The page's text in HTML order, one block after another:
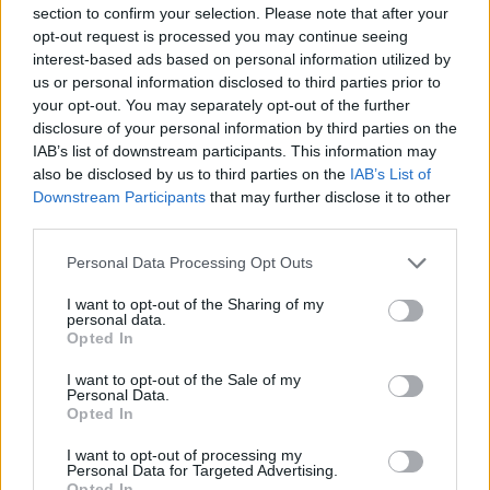
section to confirm your selection. Please note that after your
opt-out request is processed you may continue seeing
interest-based ads based on personal information utilized by
us or personal information disclosed to third parties prior to
your opt-out. You may separately opt-out of the further
disclosure of your personal information by third parties on the
IAB’s list of downstream participants. This information may
also be disclosed by us to third parties on the IAB’s List of
Downstream Participants that may further disclose it to other
Personal Data Processing Opt Outs
I want to opt-out of the Sharing of my
personal data.
Opted In
I want to opt-out of the Sale of my
Personal Data.
Opted In
I want to opt-out of processing my
Personal Data for Targeted Advertising.
špatně načasovaným renovacím
7.7.2026 | PRAHA ( Ekolist.cz
Diskuse: 2
Majitelé rodinných domů, kteří
se chystají na rekonstrukci,
získali od letošního května
nový nástroj, který jim má
pomoci vyhnout se zbytečným
chybám a špatně načasovaným investicím. Ministerstvo životního
prostředí letos připravilo systém renovačních pasů, které mají
sloužit jako efektivní plán modernizace domu a usnadnit cestu k
Jak čápi přežili horka a bouřky? Zapojte se do
sledování hnízd
Mláďata čápů v celém Česku
musela v minulých dnech čelit
bouřky a lijáky. Česká
společnost ornitologická (ČSO) vyzývá veřejnost, aby se zapojila do